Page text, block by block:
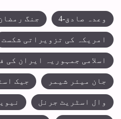
وعدہ صادق-4 جنگ رمضان
امریکہ کی تزویراتی شکست
اسلامی جمہوریہ ایران کی
جان میئر شیمر جیک
وال اسٹریٹ جرنل